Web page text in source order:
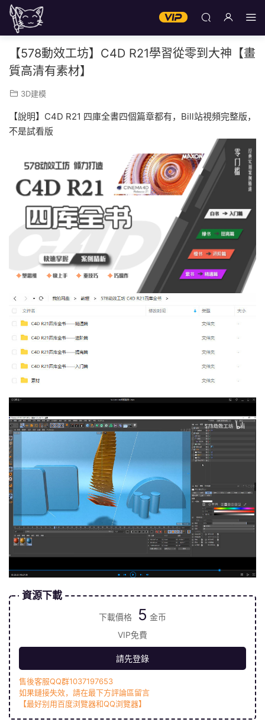
【578動效工坊】C4D R21學習從零到大神【畫
質高清有素材】
3D建模
【說明】C4D R21 四庫全書四個篇章都有，Bill站視頻完整版，
不是試看版
資源下載
下載價格 5 金币
VIP免費
請先登錄
售後客服QQ群1037197653
如果鏈接失效，請在最下方評論區留言
【最好别用百度浏覽器和QQ浏覽器】